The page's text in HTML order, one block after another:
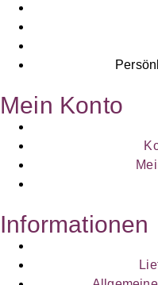
Mein Konto
Informationen